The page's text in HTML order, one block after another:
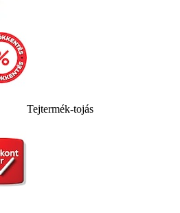
Tejtermék-tojás